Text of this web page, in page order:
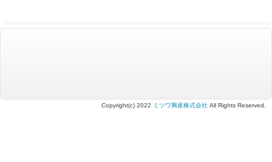
Copyright(c) 2022 ミツワ興産株式会社 All Rights Reserved.